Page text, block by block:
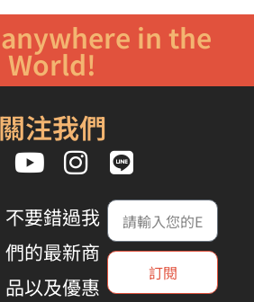
in the
World!
關注我們
不要錯過我
們的最新商
品以及優惠
訂閱